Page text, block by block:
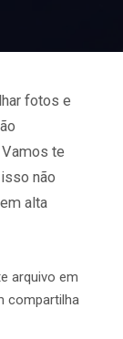
fotos e
te
não
alta
arquivo em
compartilha